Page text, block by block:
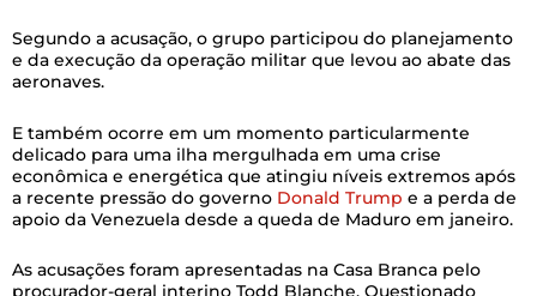
Segundo a acusação, o grupo participou do planejamento
e da execução da operação militar que levou ao abate das
aeronaves.
E também ocorre em um momento particularmente
delicado para uma ilha mergulhada em uma crise
econômica e energética que atingiu níveis extremos após
a recente pressão do governo Donald Trump e a perda de
apoio da Venezuela desde a queda de Maduro em janeiro.
As acusações foram apresentadas na Casa Branca pelo
procurador-geral interino Todd Blanche. Questionado